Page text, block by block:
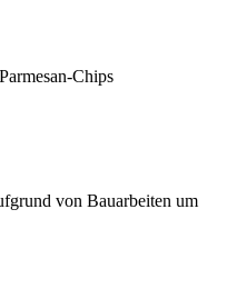
Chips
von Bauarbeiten um